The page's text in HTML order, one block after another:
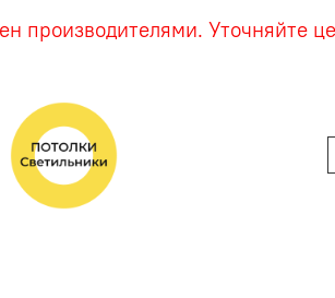
производителями. Уточняйте